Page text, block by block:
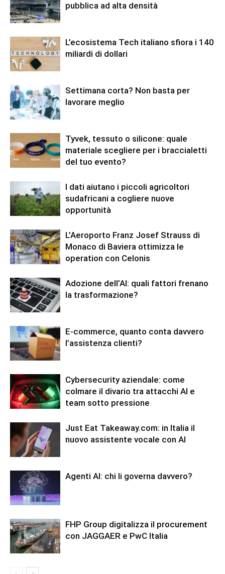
pubblica ad alta densità
L’ecosistema Tech italiano sfiora i 140
miliardi di dollari
Settimana corta? Non basta per
lavorare meglio
Tyvek, tessuto o silicone: quale
materiale scegliere per i braccialetti
del tuo evento?
I dati aiutano i piccoli agricoltori
sudafricani a cogliere nuove
opportunità
L’Aeroporto Franz Josef Strauss di
Monaco di Baviera ottimizza le
operation con Celonis
Adozione dell’AI: quali fattori frenano
la trasformazione?
E-commerce, quanto conta davvero
l’assistenza clienti?
Cybersecurity aziendale: come
colmare il divario tra attacchi AI e
team sotto pressione
Just Eat Takeaway.com: in Italia il
nuovo assistente vocale con AI
Agenti AI: chi li governa davvero?
FHP Group digitalizza il procurement
con JAGGAER e PwC Italia